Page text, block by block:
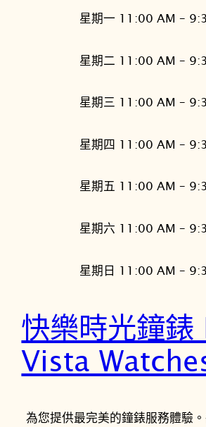
星期一 11:00 AM –
星期二 11:00 AM –
星期三 11:00 AM –
星期四 11:00 AM –
星期五 11:00 AM –
星期六 11:00 AM –
星期日 11:00 AM –
快樂時光鐘
Vista
為您提供最完美的鐘錶服務體驗